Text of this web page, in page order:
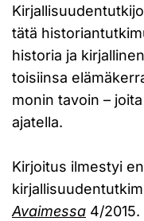
tätä
historia ja
toisiinsa
monin tavoin –
ajatella.
Kirjoitus ilmestyi
Avaimessa 4/2015.